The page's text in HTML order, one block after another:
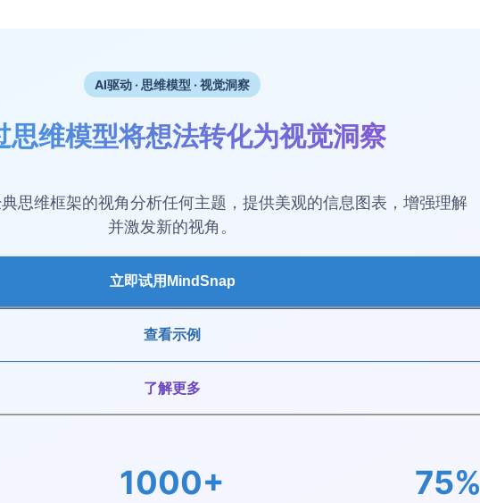
AI驱动 · 思维模型 · 视觉洞察
思维模型将想法转化为视觉洞察
思维框架的视角分析任何主题，提供美观的信息图表，增强理解
并激发新的视角。
立即试用MindSnap
查看示例
了解更多
1000+ 75%